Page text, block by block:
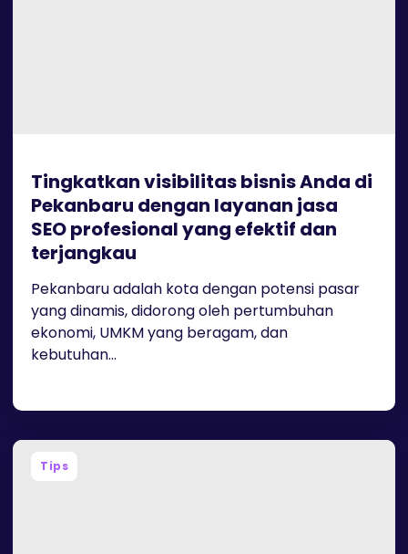
Tingkatkan visibilitas bisnis Anda di
Pekanbaru dengan layanan jasa
SEO profesional yang efektif dan
terjangkau
Pekanbaru adalah kota dengan potensi pasar
yang dinamis, didorong oleh pertumbuhan
ekonomi, UMKM yang beragam, dan
kebutuhan...
Tips